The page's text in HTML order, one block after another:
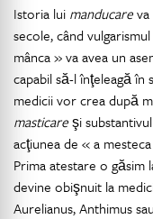
Istoria lui manducare
secole, când
mânca » va avea un
capabil să-l înţeleagă în
medicii vor crea după
masticareşi substantivul
acţiunea de « a
Prima atestare o găsim
devine obişnuit la
Aurelianus, Anthimus